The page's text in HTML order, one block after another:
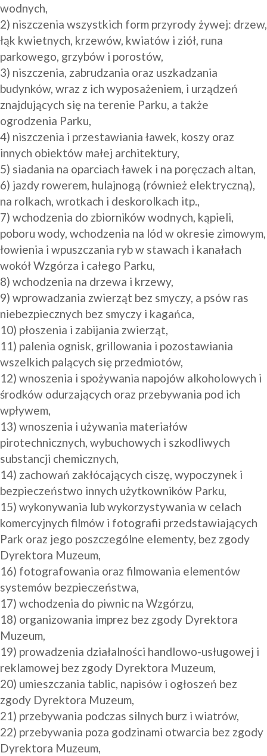
wodnych,
2) niszczenia wszystkich form przyrody żywej: drzew,
łąk kwietnych, krzewów, kwiatów i ziół, runa
parkowego, grzybów i porostów,
3) niszczenia, zabrudzania oraz uszkadzania
budynków, wraz z ich wyposażeniem, i urządzeń
znajdujących się na terenie Parku, a także
ogrodzenia Parku,
4) niszczenia i przestawiania ławek, koszy oraz
innych obiektów małej architektury,
5) siadania na oparciach ławek i na poręczach altan,
6) jazdy rowerem, hulajnogą (również elektryczną),
na rolkach, wrotkach i deskorolkach itp.,
7) wchodzenia do zbiorników wodnych, kąpieli,
poboru wody, wchodzenia na lód w okresie zimowym,
łowienia i wpuszczania ryb w stawach i kanałach
wokół Wzgórza i całego Parku,
8) wchodzenia na drzewa i krzewy,
9) wprowadzania zwierząt bez smyczy, a psów ras
niebezpiecznych bez smyczy i kagańca,
10) płoszenia i zabijania zwierząt,
11) palenia ognisk, grillowania i pozostawiania
wszelkich palących się przedmiotów,
12) wnoszenia i spożywania napojów alkoholowych i
środków odurzających oraz przebywania pod ich
wpływem,
13) wnoszenia i używania materiałów
pirotechnicznych, wybuchowych i szkodliwych
substancji chemicznych,
14) zachowań zakłócających ciszę, wypoczynek i
bezpieczeństwo innych użytkowników Parku,
15) wykonywania lub wykorzystywania w celach
komercyjnych filmów i fotografii przedstawiających
Park oraz jego poszczególne elementy, bez zgody
Dyrektora Muzeum,
16) fotografowania oraz filmowania elementów
systemów bezpieczeństwa,
17) wchodzenia do piwnic na Wzgórzu,
18) organizowania imprez bez zgody Dyrektora
Muzeum,
19) prowadzenia działalności handlowo-usługowej i
reklamowej bez zgody Dyrektora Muzeum,
20) umieszczania tablic, napisów i ogłoszeń bez
zgody Dyrektora Muzeum,
21) przebywania podczas silnych burz i wiatrów,
22) przebywania poza godzinami otwarcia bez zgody
Dyrektora Muzeum,